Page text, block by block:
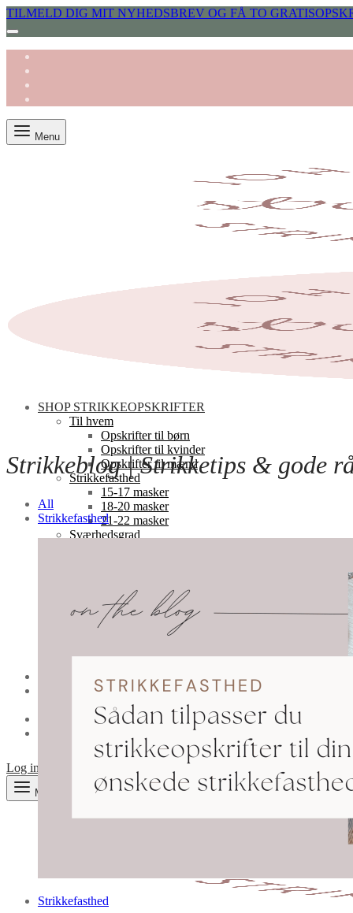
TILMELD DIG MIT NYHEDSBREV OG FÅ TO
Menu
SHOP STRIKKEOPSKRIFTER
Til hvem
Opskrifter til børn
Opskrifter til kvinder
Opskrifter til mænd
Strikkefasthed
15-17 masker
18-20 masker
21-22 masker
Sværhedsgrad
Design-serie
Basis-serien
Ella-serien
FÅ EN GRATISOPSKRIFT
OM STRIKOGKAFFE
Opskrifternes sværhedsgrad
KONTAKT
Log ind
Menu
Strikkeblog | Strikketips & gode
All
Strikkefasthed
Strikkefasthed